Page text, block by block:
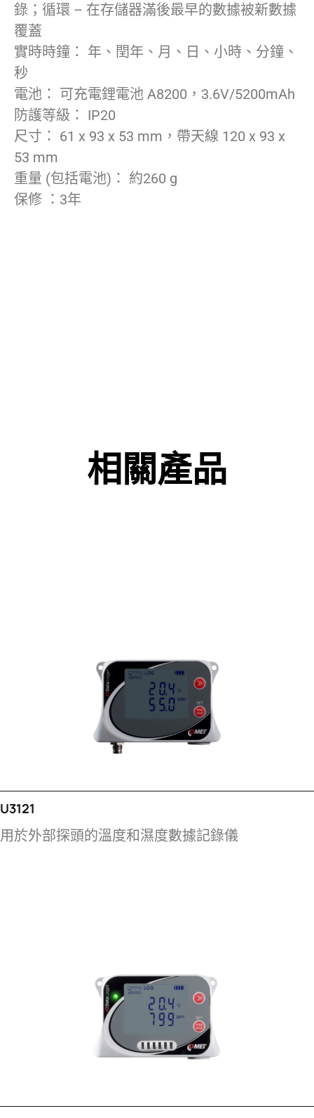
錄；循環 – 在存儲器滿後最早的數據被新數據
覆蓋
實時時鐘： 年、閏年、月、日、小時、分鐘、
秒
電池： 可充電鋰電池 A8200，3.6V/5200mAh
防護等級： IP20
尺寸： 61 x 93 x 53 mm，帶天線 120 x 93 x
53 mm
重量 (包括電池)： 約260 g
保修 ：3年
相關產品
U3121
用於外部探頭的溫度和濕度數據記錄儀